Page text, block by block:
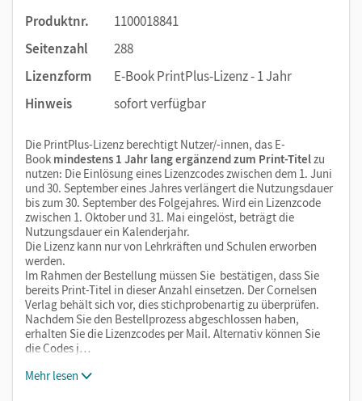
Produktnr.
1100018841
Seitenzahl
288
Lizenzform
E-Book PrintPlus-Lizenz - 1 Jahr
Hinweis
sofort verfügbar
Die PrintPlus-Lizenz berechtigt Nutzer/-innen, das E-
Book mindestens 1 Jahr lang ergänzend zum Print-Titelzu
nutzen: Die Einlösung eines Lizenzcodes zwischen dem 1. Juni
und 30. September eines Jahres verlängert die Nutzungsdauer
bis zum 30. September des Folgejahres. Wird ein Lizenzcode
zwischen 1. Oktober und 31. Mai eingelöst, beträgt die
Nutzungsdauer ein Kalenderjahr.
Die Lizenz kann nur von Lehrkräften und Schulen erworben
werden.
Im Rahmen der Bestellung müssen Sie bestätigen, dass Sie
bereits Print-Titel in dieser Anzahl einsetzen. Der Cornelsen
Verlag behält sich vor, dies stichprobenartig zu überprüfen.
Nachdem Sie den Bestellprozess abgeschlossen haben,
erhalten Sie die Lizenzcodes per Mail. Alternativ können Sie
die Codes j…
Mehr lesen